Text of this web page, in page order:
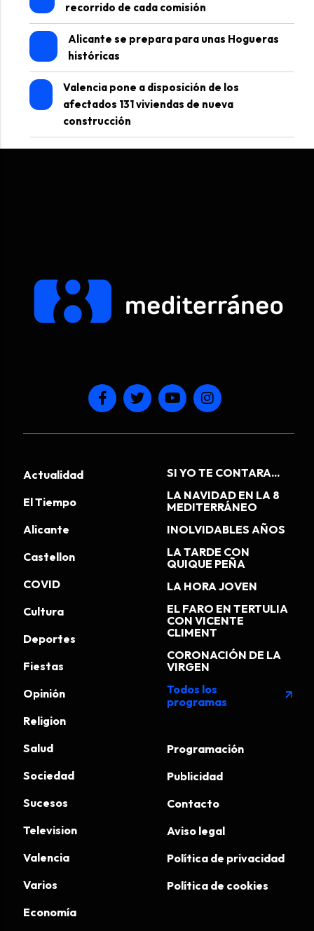
recorrido de cada comisión
Alicante se prepara para unas Hogueras
históricas
Valencia pone a disposición de los
afectados 131 viviendas de nueva
construcción
Actualidad
El Tiempo
Alicante
Castellon
COVID
Cultura
Deportes
Fiestas
Opinión
Religion
Salud
Sociedad
Sucesos
Television
Valencia
Varios
Economía
SI YO TE CONTARA...
LA NAVIDAD EN LA 8
MEDITERRÁNEO
INOLVIDABLES AÑOS
LA TARDE CON
QUIQUE PEÑA
LA HORA JOVEN
EL FARO EN TERTULIA
CON VICENTE
CLIMENT
CORONACIÓN DE LA
VIRGEN
Todos los
programas
arrow_outward
Programación
Publicidad
Contacto
Aviso legal
Política de privacidad
Política de cookies